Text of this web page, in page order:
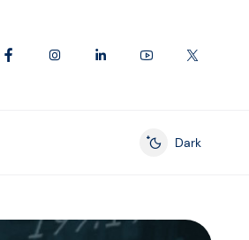
Enable dark
Dark